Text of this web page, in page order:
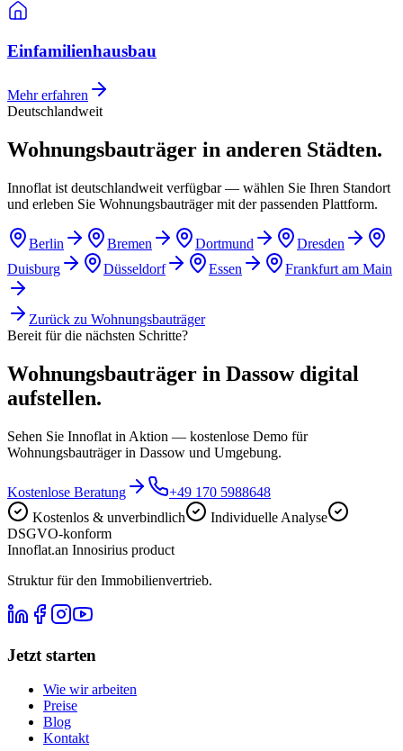
Einfamilienhausbau
Mehr erfahren
Deutschlandweit
Wohnungsbauträger in anderen Städten.
Innoflat ist deutschlandweit verfügbar — wählen Sie Ihren Standort
und erleben Sie Wohnungsbauträger mit der passenden Plattform.
Berlin Bremen Dortmund
Dresden
Duisburg
Düsseldorf Essen Frankfurt am Main
Zurück zu Wohnungsbauträger
Bereit für die nächsten Schritte?
Wohnungsbauträger in Dassow digital
aufstellen.
Sehen Sie Innoflat in Aktion — kostenlose Demo für
Wohnungsbauträger in Dassow und Umgebung.
Kostenlose Beratung
+49 170 5988648
Kostenlos & unverbindlich
Individuelle Analyse
DSGVO-konform
Innoflat.an Innosirius product
Struktur für den Immobilienvertrieb.
Jetzt starten
Wie wir arbeiten
Preise
Blog
Kontakt